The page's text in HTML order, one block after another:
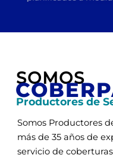
SOMOS
Productores de
Somos Productores
más de 35 años de
servicio de